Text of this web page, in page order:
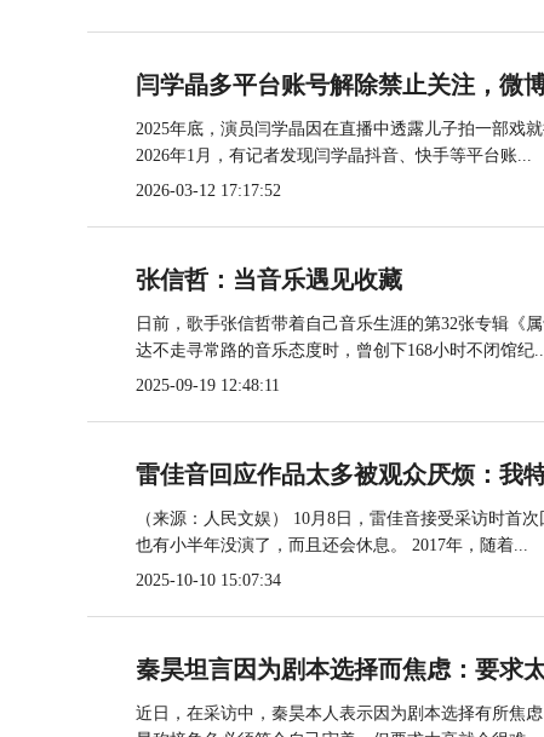
闫学晶多平台账号解除禁止关注，微
2025年底，演员闫学晶因在直播中透露儿子拍一部戏
2026年1月，有记者发现闫学晶抖音、快手等平台账...
2026-03-12 17:17:52
张信哲：当音乐遇见收藏
日前，歌手张信哲带着自己音乐生涯的第32张专辑《
达不走寻常路的音乐态度时，曾创下168小时不闭馆纪
2025-09-19 12:48:11
雷佳音回应作品太多被观众厌烦：我
（来源：人民文娱） 10月8日，雷佳音接受采访时首
也有小半年没演了，而且还会休息。 2017年，随着...
2025-10-10 15:07:34
秦昊坦言因为剧本选择而焦虑：要求
近日，在采访中，秦昊本人表示因为剧本选择有所焦